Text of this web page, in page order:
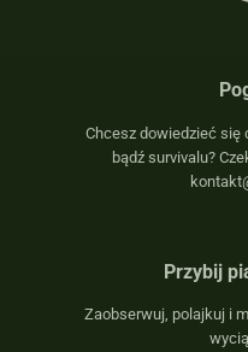
Chcesz dowiedzieć się
bądź survivalu?
Przybij
Zaobserwuj, polajkuj i